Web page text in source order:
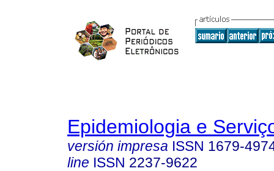
Epidemiologia e
versión impresa ISSN 1679-
line ISSN 2237-9622